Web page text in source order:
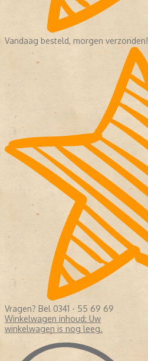
Vandaag besteld, morgen verzonden!
Vragen? Bel 0341 - 55 69 69
Winkelwagen inhoud: Uw
winkelwagen is nog leeg.